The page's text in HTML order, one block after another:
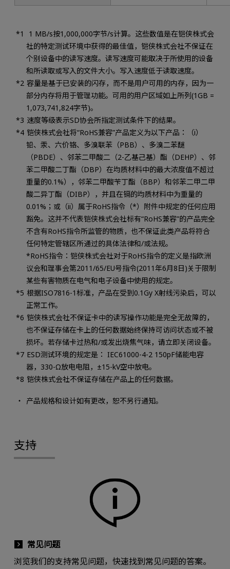
1 MB/s按1,000,000字节/s计算。这些数值是在铠侠株式会
社的特定测试环境中获得的最佳值，铠侠株式会社不保证在
个别设备中的读写速度。读写速度可能取决于所使用的设备
和所读取或写入的文件大小。写入速度低于读取速度。
容量是基于已安装的闪存，而不是用户可用的内存，因为一
部分内存将用于管理功能。可用的用户区域如上所列(1GB =
1,073,741,824字节)。
速度等级表示SD协会所指定测试条件下的结果。
铠侠株式会社将“RoHS兼容”产品定义为以下产品：（i）
铅、汞、六价铬、多溴联苯（PBB）、多溴二苯醚
（PBDE）、邻苯二甲酸二（2-乙基己基）酯（DEHP）、邻
苯二甲酸二丁酯（DBP）在均质材料中的最大浓度值不超过
重量的0.1%），邻苯二甲酸苄丁酯（BBP）和邻苯二甲二甲
酸二异丁酯（DIBP），并且在镉的均质材料中为重量的
0.01%；或（ii）属于RoHS指令（*）附件中规定的任何应用
豁免。这并不代表铠侠株式会社标有“RoHS兼容”的产品完全
不含有RoHS指令所监管的物质，也不保证此类产品将符合
任何特定管辖区所通过的具体法律和/或法规。
*RoHS指令：铠侠株式会社对于RoHS指令的定义是指欧洲
议会和理事会第2011/65/EU号指令(2011年6月8日)关于限制
某些有害物质在电气和电子设备中使用的规定。
根据ISO7816-1标准，产品在受到0.1Gy X射线污染后，可以
正常工作。
铠侠株式会社不保证卡中的读写操作功能是完全无故障的，
也不保证存储在卡上的任何数据始终保持可访问状态或不被
损坏。若存储卡过热和/或发出烧焦气味，请立即关闭设备。
ESD测试环境的规定是： IEC61000-4-2 150pF储能电容
器，330-Ω放电电阻，±15-kV空中放电。
铠侠株式会社不保证存储在产品上的任何数据。
产品规格和设计如有更改，恕不另行通知。
支持
常见问题
浏览我们的支持常见问题，快速找到常见问题的答案。